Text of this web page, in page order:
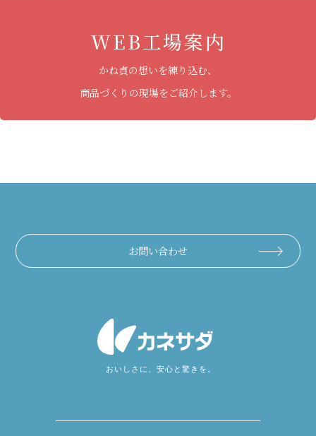
WEB工場案内
かね貞の想いを練り込む、
商品づくりの現場をご紹介します。
お問い合わせ